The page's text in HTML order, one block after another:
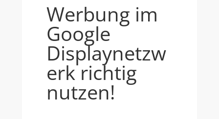
Werbung im
Google
Displaynetzw
erk richtig
nutzen!